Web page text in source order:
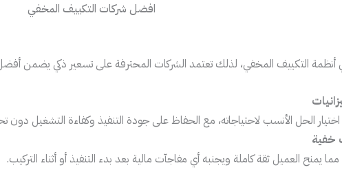
افضل شركات التكييف المخفي
أنظمة التكييف المخفي، لذلك تعتمد الشركات المحترفة على تسعير ذكي يضمن
الحل الأنسب لاحتياجاته، مع الحفاظ على جودة التنفيذ وكفاءة التشغيل دون
خفية
يمنح العميل ثقة كاملة ويجنبه أي مفاجآت مالية بعد بدء التنفيذ أو أثناء التركيب.